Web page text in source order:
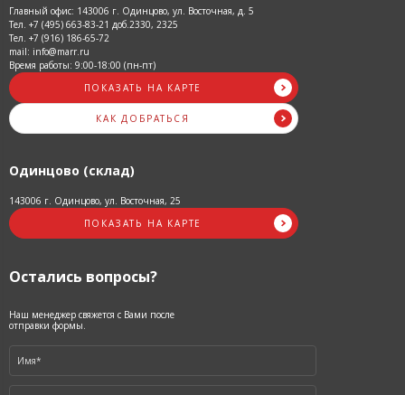
Главный офис: 143006 г. Одинцово, ул. Восточная, д. 5
Тел. +7 (495) 663-83-21 доб.2330, 2325
Тел. +7 (916) 186-65-72
mail: info@marr.ru
Время работы: 9:00-18:00 (пн-пт)
ПОКАЗАТЬ НА КАРТЕ
КАК ДОБРАТЬСЯ
Одинцово (склад)
143006 г. Одинцово, ул. Восточная, 25
ПОКАЗАТЬ НА КАРТЕ
Остались вопросы?
Наш менеджер свяжется с Вами после
отправки формы.